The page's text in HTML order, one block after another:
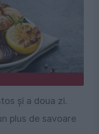
și a doua zi.
plus de savoare